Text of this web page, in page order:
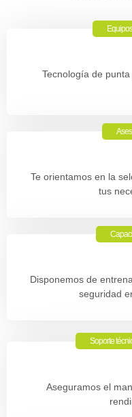
Tecnología de
Te orientamos en la
tus
Disponemos de
seguridad
Soporte
Aseguramos el